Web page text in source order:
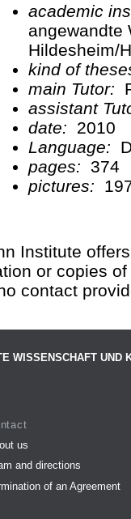
academic
angewandte
Hildesheim/
kind of
main Tutor:
assistant
date:
2010
Language:
pages: 374
pictures:
Institute
or copies
contact
WISSENSCHAFT UND
us
and directions
of an Agreement